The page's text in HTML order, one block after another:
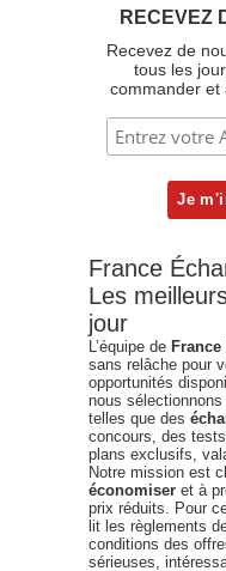
RECEVEZ
Recevez de
tous les
commander et
France
Les
jour
L’équipe de
sans relâche pour
opportunités
nous
telles que des
concours, des
plans exclusifs,
Notre mission est
économiser et à
prix réduits. Pour
lit les règlements
conditions des
sérieuses,